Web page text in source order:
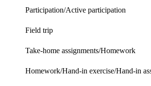
Participation/Active participation
Field trip
Take-home assignments/Homework
Homework/Hand-in exercise/Hand-in